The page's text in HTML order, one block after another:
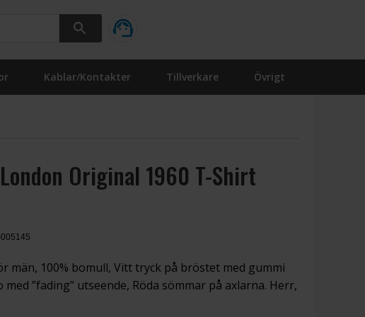
Kablar/Kontakter Tillverkare Övrigt
Original 1960 T-Shirt
män, 100% bomull, Vitt tryck på bröstet med gummi
med ”fading” utseende, Röda sömmar på axlarna. Herr,